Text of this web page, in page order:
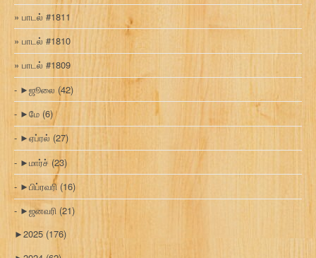
பாடல் #1811
பாடல் #1810
பாடல் #1809
►ஜூலை (42)
►மே (6)
►ஏப்ரல் (27)
►மார்ச் (23)
►பிப்ரவரி (16)
►ஜனவரி (21)
►2025 (176)